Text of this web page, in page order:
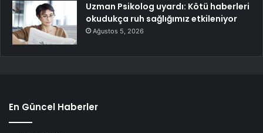
Uzman Psikolog uyardı: Kötü haberleri
okudukça ruh sağlığımız etkileniyor
Ağustos 5, 2026
En Güncel Haberler